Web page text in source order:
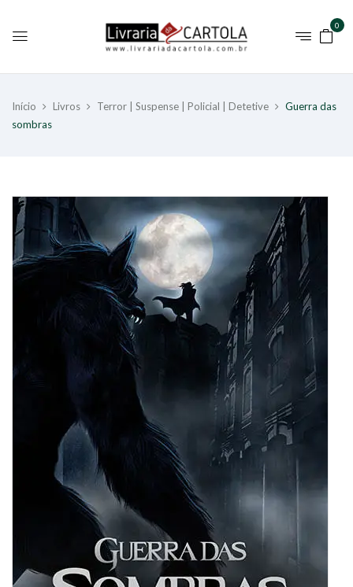
0
Início Livros Terror | Suspense | Policial | Detetive
Guerra das
sombras